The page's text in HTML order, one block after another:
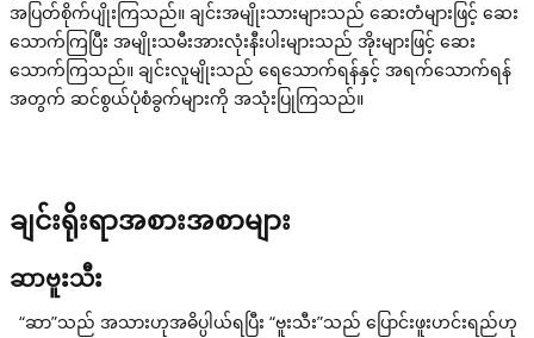
အပြတ်စိုက်ပျိုးကြသည်။ ချင်းအမျိုးသားများသည် ဆေးတံများဖြင့် ဆေး
သောက်ကြပြီး အမျိုးသမီးအားလုံးနီးပါးများသည် အိုးများဖြင့် ဆေး
သောက်ကြသည်။ ချင်းလူမျိုးသည် ရေသောက်ရန်နှင့် အရက်သောက်ရန်
အတွက် ဆင်စွယ်ပုံစံခွက်များကို အသုံးပြုကြသည်။
ချင်းရိုးရာအစားအစာများ
ဆာဗူးသီး
“ဆာ”သည် အသားဟုအဓိပ္ပါယ်ရပြီး “ဗူးသီး”သည် ပြောင်းဖူးဟင်းရည်ဟု